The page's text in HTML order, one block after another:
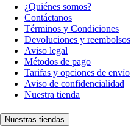
¿Quiénes somos?
Contáctanos
Términos y Condiciones
Devoluciones y reembolsos
Aviso legal
Métodos de pago
Tarifas y opciones de envío
Aviso de confidencialidad
Nuestra tienda
Nuestras tiendas